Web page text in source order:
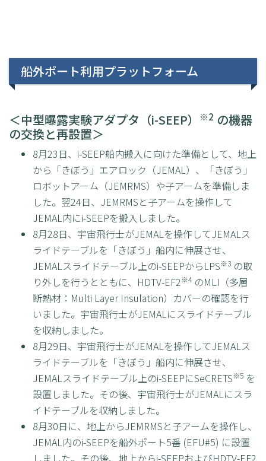
船外ポート利用プラットフォーム
＜中型曝露実験アダプタ（i-SEEP） ※2 の機器
の交換と再設置＞
8月23日、i-SEEP船内搬入に向けた準備として、地上
から「きぼう」エアロック（JEMAL）、「きぼう」
ロボットアーム（JEMRMS）や子アームを準備しま
した。翌24日、JEMRMSと子アームを操作して
JEMAL内にi-SEEPを搬入しました。
8月28日、宇宙飛行士がJEMALを操作してJEMALス
ライドテーブルを「きぼう」船内に伸展させ、
JEMALスライドテーブル上のi-SEEPからLPS※3 の取
り外しを行うとともに、HDTV-EF2※4 のMLI（多層
断熱材：Multi Layer Insulation）カバーの確認を行
いました。宇宙飛行士がJEMALにスライドテーブル
を収納しました。
8月29日、宇宙飛行士がJEMALを操作してJEMALス
ライドテーブルを「きぼう」船内に伸展させ、
JEMALスライドテーブル上のi-SEEPにSeCRETS※5 を
設置しました。その後、宇宙飛行士がJEMALにスラ
イドテーブルを収納しました。
8月30日に、地上からJEMRMSと子アームを操作し、
JEMAL内のi-SEEPを船外ポート5番 (EFU#5) に設置
しました。その後、地上からi-SEEPおよびHDTV-EF2